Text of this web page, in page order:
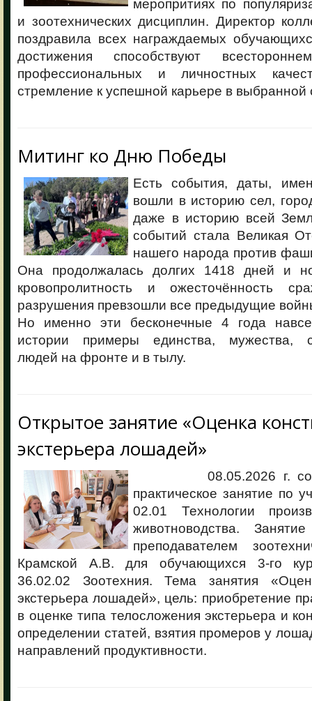
меропритиях по
и зоотехнических дисциплин. Директор
поздравила всех награждаемых
достижения способствуют
профессиональных и личностных
стремление к успешной карьере в
Митинг ко Дню Победы
Есть события, даты,
вошли в историю сел,
даже в историю всей
событий стала Великая
нашего народа против
Она продолжалась долгих 1418 дней и
кровопролитность и ожесточённость
разрушения превзошли все предыдущие
Но именно эти бесконечные 4 года
истории примеры единства, мужества,
людей на фронте и в тылу.
Открытое занятие «Оценка
экстерьера лошадей»
08.05.2026 г.
практическое занятие по
02.01 Технологии
животноводства.
преподавателем
Крамской А.В. для обучающихся 3-го
36.02.02 Зоотехния. Тема занятия
экстерьера лошадей», цель: приобретение
в оценке типа телосложения экстерьера и
определении статей, взятия промеров у
направлений продуктивности.